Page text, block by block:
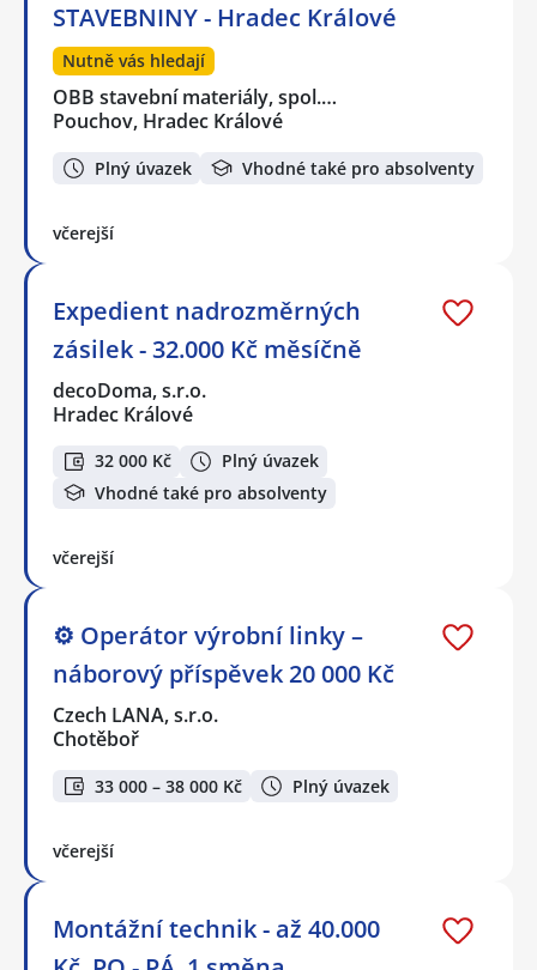
STAVEBNINY - Hradec Králové
Nutně vás hledají
OBB stavební materiály, spol.…
Pouchov, Hradec Králové
Plný úvazek Vhodné také pro absolventy
včerejší
Expedient nadrozměrných
zásilek - 32.000 Kč měsíčně
decoDoma, s.r.o.
Hradec Králové
32 000 Kč
Plný úvazek
Vhodné také pro absolventy
včerejší
⚙️ Operátor výrobní linky –
náborový příspěvek 20 000 Kč
Czech LANA, s.r.o.
Chotěboř
33 000 – 38 000 Kč Plný úvazek
včerejší
Montážní technik - až 40.000